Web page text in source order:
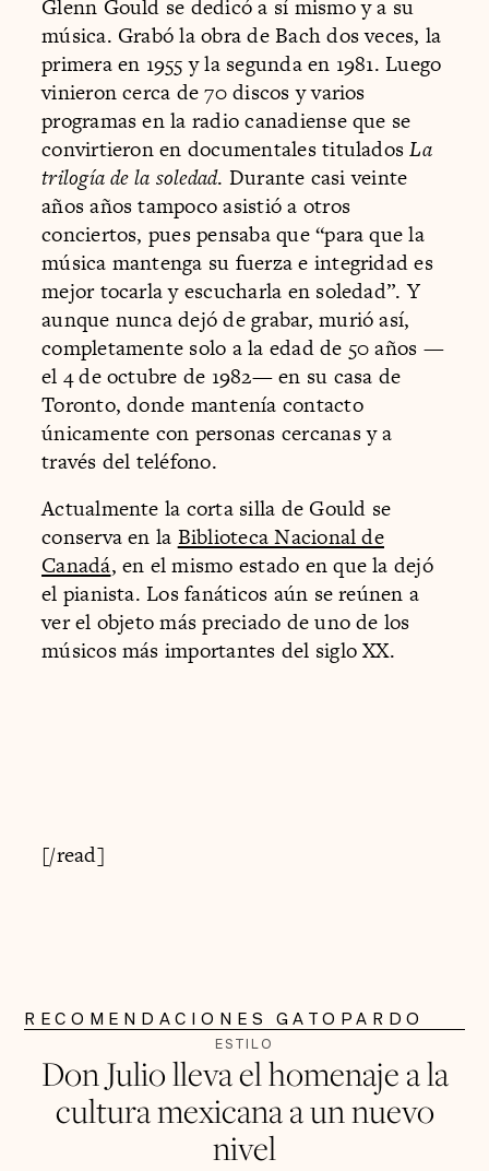
Glenn Gould se dedicó a sí mismo y a su
música. Grabó la obra de Bach dos veces, la
primera en 1955 y la segunda en 1981. Luego
vinieron cerca de 70 discos y varios
programas en la radio canadiense que se
convirtieron en documentales tituladosLa
trilogía de la soledad. Durante casi veinte
años años tampoco asistió a otros
conciertos, pues pensaba que “para que la
música mantenga su fuerza e integridad es
mejor tocarla y escucharla en soledad”. Y
aunque nunca dejó de grabar, murió así,
completamente solo a la edad de 50 años —
el 4 de octubre de 1982— en su casa de
Toronto, donde mantenía contacto
únicamente con personas cercanas y a
través del teléfono.
Actualmente la corta silla de Gould se
conserva en la Biblioteca Nacional de
Canadá, en el mismo estado en que la dejó
el pianista. Los fanáticos aún se reúnen a
ver el objeto más preciado de uno de los
músicos más importantes del siglo XX.
[/read]
RECOMENDACIONES GATOPARDO
ESTILO
Don Julio lleva el homenaje a la
cultura mexicana a un nuevo
nivel